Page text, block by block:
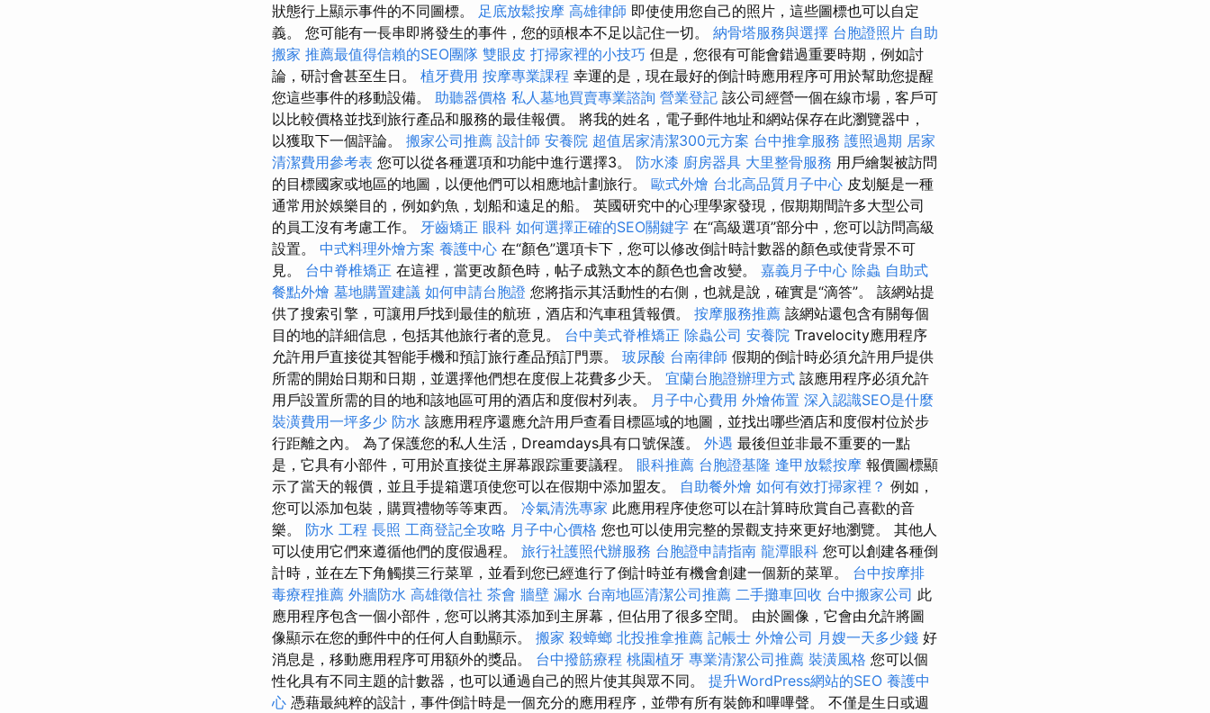
狀態行上顯示事件的不同圖標。 足底放鬆按摩 高雄律師 即使使用您自己的照片，這些圖標也可以自定
義。 您可能有一長串即將發生的事件，您的頭根本不足以記住一切。 納骨塔服務與選擇 台胞證照片 自助
搬家 推薦最值得信賴的SEO團隊 雙眼皮 打掃家裡的小技巧 但是，您很有可能會錯過重要時期，例如討
論，研討會甚至生日。 植牙費用 按摩專業課程 幸運的是，現在最好的倒計時應用程序可用於幫助您提醒
您這些事件的移動設備。 助聽器價格 私人墓地買賣專業諮詢 營業登記 該公司經營一個在線市場，客戶可
以比較價格並找到旅行產品和服務的最佳報價。 將我的姓名，電子郵件地址和網站保存在此瀏覽器中，
以獲取下一個評論。 搬家公司推薦 設計師 安養院 超值居家清潔300元方案 台中推拿服務 護照過期 居家
清潔費用參考表 您可以從各種選項和功能中進行選擇3。 防水漆 廚房器具 大里整骨服務 用戶繪製被訪問
的目標國家或地區的地圖，以便他們可以相應地計劃旅行。 歐式外燴 台北高品質月子中心 皮划艇是一種
通常用於娛樂目的，例如釣魚，划船和遠足的船。 英國研究中的心理學家發現，假期期間許多大型公司
的員工沒有考慮工作。 牙齒矯正 眼科 如何選擇正確的SEO關鍵字 在“高級選項”部分中，您可以訪問高級
設置。 中式料理外燴方案 養護中心 在“顏色”選項卡下，您可以修改倒計時計數器的顏色或使背景不可
見。 台中脊椎矯正 在這裡，當更改顏色時，帖子成熟文本的顏色也會改變。 嘉義月子中心 除蟲 自助式
餐點外燴 墓地購置建議 如何申請台胞證 您將指示其活動性的右側，也就是說，確實是“滴答”。 該網站提
供了搜索引擎，可讓用戶找到最佳的航班，酒店和汽車租賃報價。 按摩服務推薦 該網站還包含有關每個
目的地的詳細信息，包括其他旅行者的意見。 台中美式脊椎矯正 除蟲公司 安養院 Travelocity應用程序
允許用戶直接從其智能手機和預訂旅行產品預訂門票。 玻尿酸 台南律師 假期的倒計時必須允許用戶提供
所需的開始日期和日期，並選擇他們想在度假上花費多少天。 宜蘭台胞證辦理方式 該應用程序必須允許
用戶設置所需的目的地和該地區可用的酒店和度假村列表。
月子中心費用 外燴佈置 深入認識SEO是什麼
裝潢費用一坪多少 防水 該應用程序還應允許用戶查看目標區域的地圖，並找出哪些酒店和度假村位於步
行距離之內。 為了保護您的私人生活，Dreamdays具有口號保護。 外遇 最後但並非最不重要的一點
是，它具有小部件，可用於直接從主屏幕跟踪重要議程。 眼科推薦 台胞證基隆 逢甲放鬆按摩 報價圖標顯
示了當天的報價，並且手提箱選項使您可以在假期中添加盟友。 自助餐外燴 如何有效打掃家裡？ 例如，
您可以添加包裝，購買禮物等等東西。 冷氣清洗專家 此應用程序使您可以在計算時欣賞自己喜歡的音
樂。 防水 工程 長照 工商登記全攻略 月子中心價格 您也可以使用完整的景觀支持來更好地瀏覽。 其他人
可以使用它們來遵循他們的度假過程。 旅行社護照代辦服務 台胞證申請指南 龍潭眼科 您可以創建各種倒
計時，並在左下角觸摸三行菜單，並看到您已經進行了倒計時並有機會創建一個新的菜單。 台中按摩排
毒療程推薦 外牆防水 高雄徵信社 茶會 牆壁 漏水 台南地區清潔公司推薦 二手攤車回收 台中搬家公司 此
應用程序包含一個小部件，您可以將其添加到主屏幕，但佔用了很多空間。 由於圖像，它會由允許將圖
像顯示在您的郵件中的任何人自動顯示。 搬家 殺蟑螂 北投推拿推薦 記帳士 外燴公司 月嫂一天多少錢 好
消息是，移動應用程序可用額外的獎品。 台中撥筋療程 桃園植牙 專業清潔公司推薦 裝潢風格 您可以個
性化具有不同主題的計數器，也可以通過自己的照片使其與眾不同。 提升WordPress網站的SEO 養護中
心 憑藉最純粹的設計，事件倒計時是一個充分的應用程序，並帶有所有裝飾和嗶嗶聲。 不僅是生日或週